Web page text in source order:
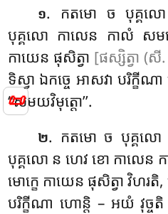
📜
១. កតមោ ច បុគ្គលោ
បុគ្គលោ កាលេន កាលំ សម
កាយេន ផុសិត្វា [ផស្សិត្វា (សី
ទិស្វា ឯកច្ចេ អាសវា បរិក្ខី
‘‘សមយវិមុត្តោ’’.
២. កតមោ ច បុគ្គលោ
បុគ្គលោ ន ហេវ ខោ កាលេន
មោក្ខេ កាយេន ផុសិត្វា វិហរ
បរិក្ខីណា ហោន្តិ – អយំ វុច្ចតិ